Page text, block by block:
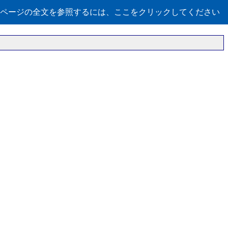
ージの全文を参照するには、ここをクリックしてください